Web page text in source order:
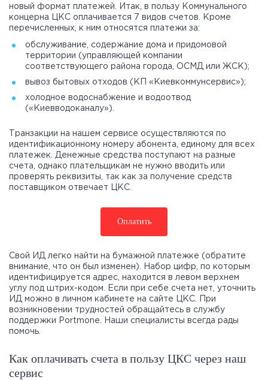
новый формат платежей. Итак, в пользу Коммунального
концерна ЦКС оплачивается 7 видов счетов. Кроме
перечисленных, к ним относятся платежи за:
обслуживание, содержание дома и придомовой
территории (управляющей компании
соответствующего района города, ОСМД или ЖСК);
вывоз бытовых отходов (КП «Киевкоммунсервис»);
холодное водоснабжение и водоотвод
(«Киевводоканалу»).
Транзакции на нашем сервисе осуществляются по
идентификационному номеру абонента, единому для всех
платежек. Денежные средства поступают на разные
счета, однако плательщикам не нужно вводить или
проверять реквизиты, так как за получение средств
поставщиком отвечает ЦКС.
Оплатить
Свой ИД легко найти на бумажной платежке (обратите
внимание, что он был изменен). Набор цифр, по которым
идентифицируется адрес, находится в левом верхнем
углу под штрих-кодом. Если при себе счета нет, уточнить
ИД можно в личном кабинете на сайте ЦКС. При
возникновении трудностей обращайтесь в службу
поддержки Portmone. Наши специалисты всегда рады
помочь.
Как оплачивать счета в пользу ЦКС через наш
сервис